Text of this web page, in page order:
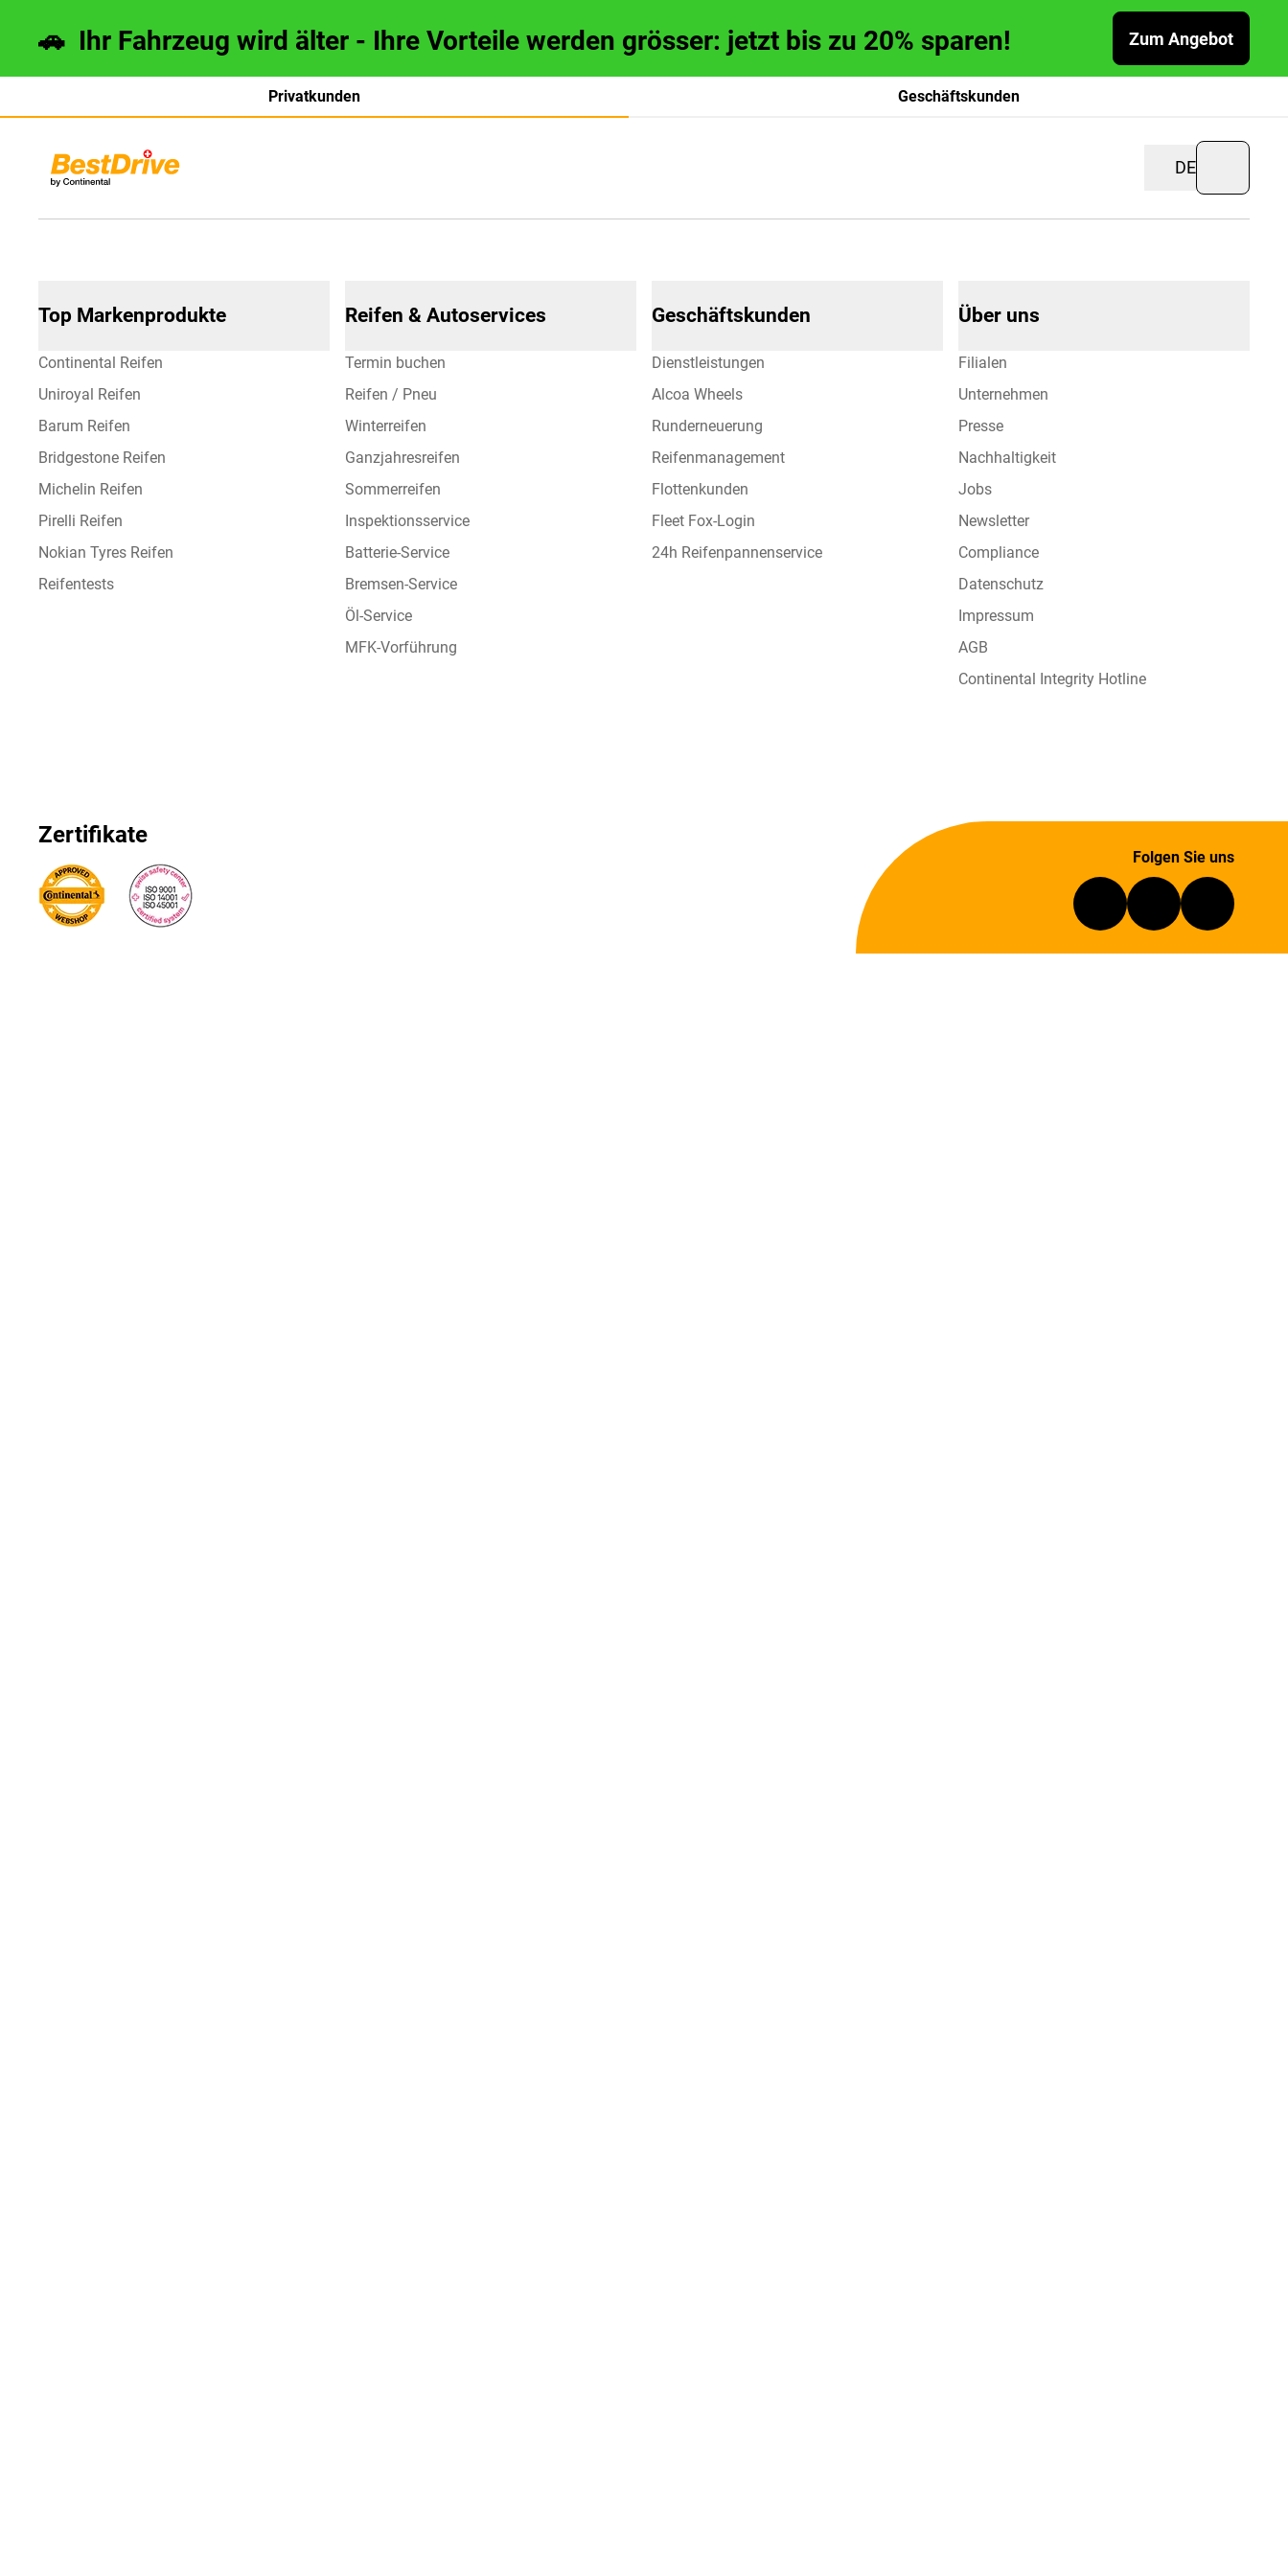
🚗 Ihr Fahrzeug wird älter - Ihre Vorteile werden grösser: jetzt bis zu 20% sparen! Zum Angebot
Privatkunden Geschäftskunden
DE
français
Top Markenprodukte
Continental Reifen
Uniroyal Reifen
Barum Reifen
Bridgestone Reifen
Michelin Reifen
Pirelli Reifen
Nokian Tyres Reifen
Reifentests
Reifen & Autoservices
Termin buchen
Reifen / Pneu
Winterreifen
Ganzjahresreifen
Sommerreifen
Inspektionsservice
Batterie-Service
Bremsen-Service
Öl-Service
MFK-Vorführung
Geschäftskunden
Dienstleistungen
Alcoa Wheels
Runderneuerung
Reifenmanagement
Flottenkunden
Fleet Fox-Login
24h Reifenpannenservice
Über uns
Filialen
Unternehmen
Presse
Nachhaltigkeit
Jobs
Newsletter
Compliance
Datenschutz
Impressum
AGB
Continental Integrity Hotline
Zertifikate
Folgen Sie uns